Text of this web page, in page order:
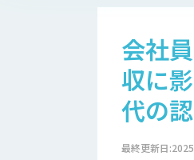
会社
収に
代の
最終更新日